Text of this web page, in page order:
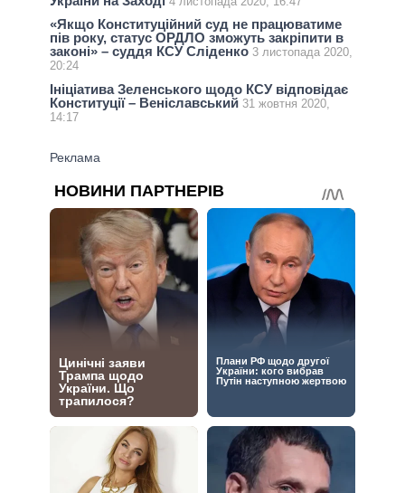
«Якщо Конституційний суд не працюватиме
пів року, статус ОРДЛО зможуть закріпити в
законі» – суддя КСУ Сліденко 3 листопада 2020,
20:24
Ініціатива Зеленського щодо КСУ відповідає
Конституції – Веніславський 31 жовтня 2020,
14:17